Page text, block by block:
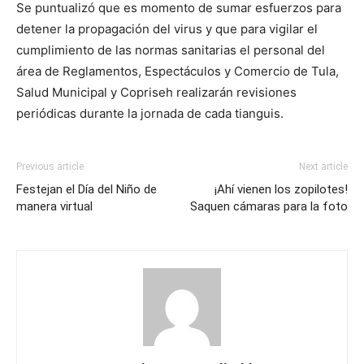
Se puntualizó que es momento de sumar esfuerzos para
detener la propagación del virus y que para vigilar el
cumplimiento de las normas sanitarias el personal del
área de Reglamentos, Espectáculos y Comercio de Tula,
Salud Municipal y Copriseh realizarán revisiones
periódicas durante la jornada de cada tianguis.
Previous article
Festejan el Día del Niño de
manera virtual
Next article
¡Ahí vienen los zopilotes!
Saquen cámaras para la foto